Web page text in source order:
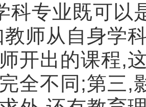
科专业既可以
教师从自身学
开出的课程,
全不同 ;第三,